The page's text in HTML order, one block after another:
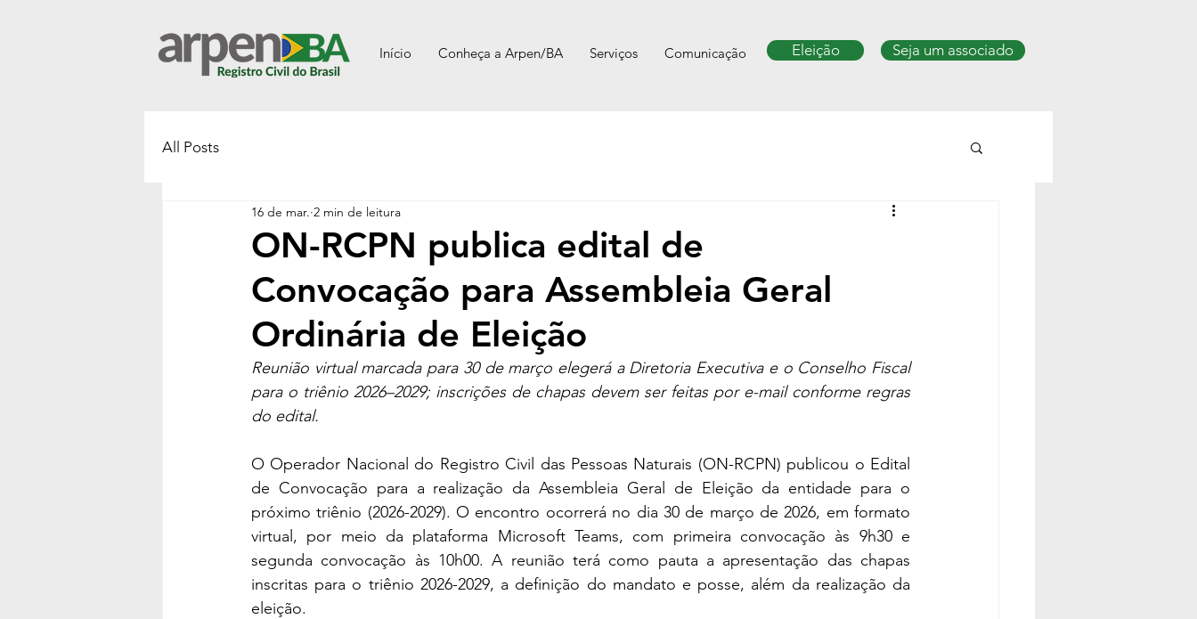
Início Conheça a Arpen/BA Serviços Comunicação Eleição Seja um associado
All Posts
ON-RCPN publica edital de
Convocação para Assembleia Geral
Ordinária de Eleição
16 de mar. 2 min de leitura
Reunião virtual marcada para 30 de março elegerá a Diretoria Executiva e o Conselho Fiscal
para o triênio 2026–2029; inscrições de chapas devem ser feitas por e-mail conforme regras
do edital.
O Operador Nacional do Registro Civil das Pessoas Naturais (ON-RCPN) publicou o Edital
de Convocação para a realização da Assembleia Geral de Eleição da entidade para o
próximo triênio (2026-2029). O encontro ocorrerá no dia 30 de março de 2026, em formato
virtual, por meio da plataforma Microsoft Teams, com primeira convocação às 9h30 e
segunda convocação às 10h00. A reunião terá como pauta a apresentação das chapas
inscritas para o triênio 2026-2029, a definição do mandato e posse, além da realização da
eleição.